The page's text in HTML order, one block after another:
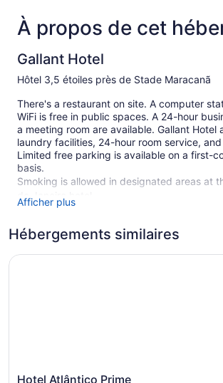
À propos de cet
Gallant Hotel
Hôtel 3,5 étoiles près de Stade Maracanã
There's a restaurant on site. A computer
WiFi is free in public spaces. A 24-hour
a meeting room are available. Gallant Hotel
laundry facilities, 24-hour room service,
Limited free parking is available on a first-
basis.
Smoking is allowed in designated areas at
de Janeiro hotel.
Business center (24 hours)
Conference space
Afficher plus
Hébergements similaires
Hotel
Hotel Atlântico Prime
Hotel Atlântico Prime